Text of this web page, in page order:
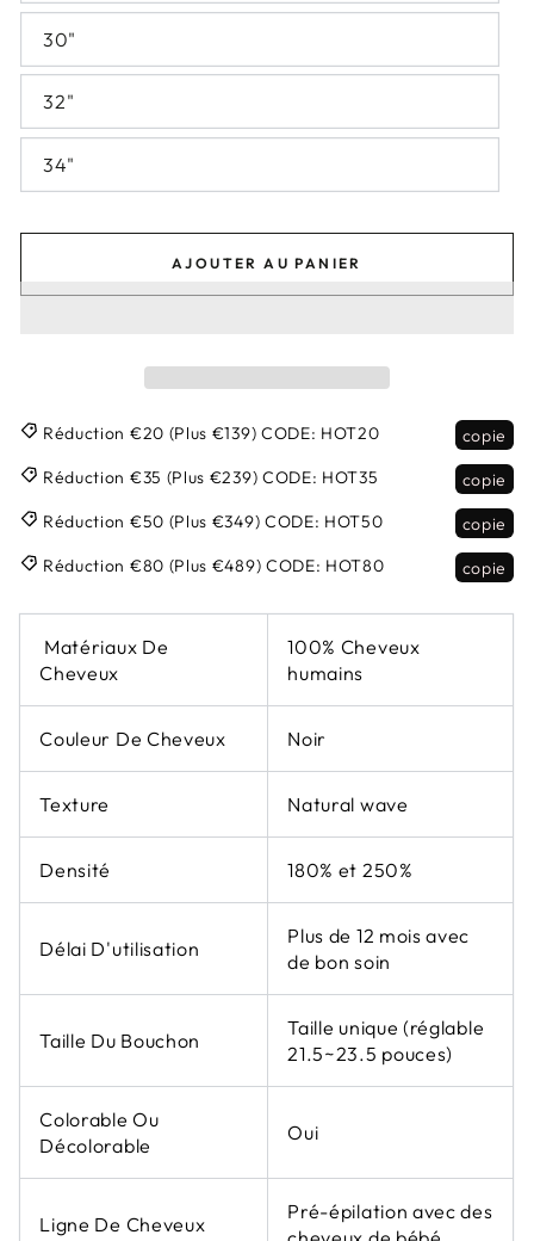
30"
32"
34"
AJOUTER AU PANIER
Réduction €20 (Plus €139) CODE: HOT20
copie
Réduction €35 (Plus €239) CODE: HOT35
copie
Réduction €50 (Plus €349) CODE: HOT50
copie
Réduction €80 (Plus €489) CODE: HOT80 copie
Matériaux De
Cheveux
100% Cheveux
humains
Couleur De Cheveux Noir
Texture Natural wave
Densité 180% et 250%
Délai D'utilisation
Plus de 12 mois avec
de bon soin
Taille Du Bouchon
Taille unique (réglable
21.5~23.5 pouces)
Colorable Ou
Décolorable
Oui
Ligne De Cheveux
Pré-épilation avec des